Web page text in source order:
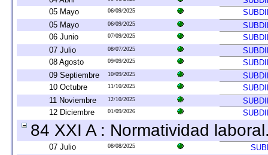
05 Mayo
06/09/2025
05 Mayo
06/09/2025
06 Junio
07/09/2025
07 Julio
08/07/2025
08 Agosto
09/09/2025
09 Septiembre
10/09/2025
10 Octubre
11/10/2025
11 Noviembre
12/10/2025
12 Diciembre
01/09/2026
84 XXI A : Normatividad
07 Julio 08/08/2025